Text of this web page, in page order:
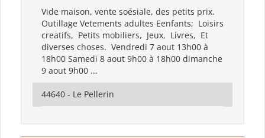
Vide maison, vente soésiale, des petits prix.
Outillage Vetements adultes Eenfants; Loisirs
creatifs, Petits mobiliers, Jeux, Livres, Et
diverses choses. Vendredi 7 aout 13h00 à
18h00 Samedi 8 aout 9h00 à 18h00 dimanche
9 aout 9h00 ...
44640 - Le Pellerin